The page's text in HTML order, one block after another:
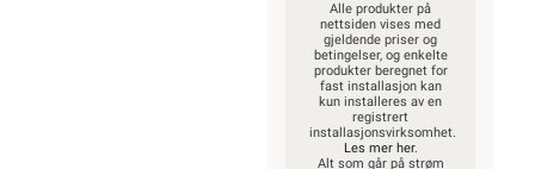
Alle produkter på
nettsiden vises med
gjeldende priser og
betingelser, og enkelte
produkter beregnet for
fast installasjon kan
kun installeres av en
registrert
installasjonsvirksomhet.
Les mer her.
Alt som går på strøm